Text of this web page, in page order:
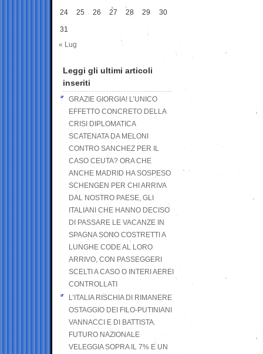
24 25 26 27 28 29 30
31
« Lug
Leggi gli ultimi articoli
inseriti
GRAZIE GIORGIA! L’UNICO
EFFETTO CONCRETO DELLA
CRISI DIPLOMATICA
SCATENATA DA MELONI
CONTRO SANCHEZ PER IL
CASO CEUTA? ORA CHE
ANCHE MADRID HA SOSPESO
SCHENGEN PER CHI ARRIVA
DAL NOSTRO PAESE, GLI
ITALIANI CHE HANNO DECISO
DI PASSARE LE VACANZE IN
SPAGNA SONO COSTRETTI A
LUNGHE CODE AL LORO
ARRIVO, CON PASSEGGERI
SCELTI A CASO O INTERI AEREI
CONTROLLATI
L’ITALIA RISCHIA DI RIMANERE
OSTAGGIO DEI FILO-PUTINIANI
VANNACCI E DI BATTISTA.
FUTURO NAZIONALE
VELEGGIA SOPRA IL 7% E UN